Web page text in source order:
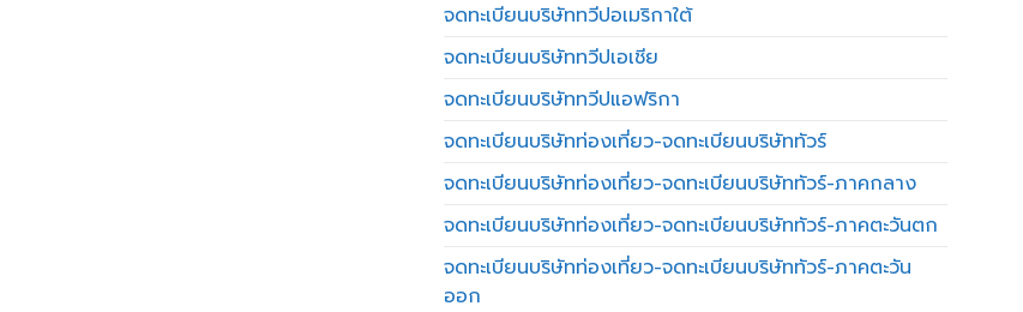
จดทะเบียนบริษัททวีปอเมริกาใต้
จดทะเบียนบริษัททวีปเอเชีย
จดทะเบียนบริษัททวีปแอฟริกา
จดทะเบียนบริษัทท่องเที่ยว-จดทะเบียนบริษัททัวร์
จดทะเบียนบริษัทท่องเที่ยว-จดทะเบียนบริษัททัวร์-ภาคกลาง
จดทะเบียนบริษัทท่องเที่ยว-จดทะเบียนบริษัททัวร์-ภาคตะวันตก
จดทะเบียนบริษัทท่องเที่ยว-จดทะเบียนบริษัททัวร์-ภาคตะวัน
ออก